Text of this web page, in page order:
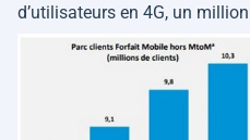
d’utilisateurs en 4G, un